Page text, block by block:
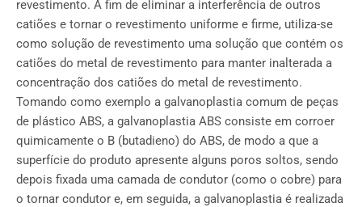
revestimento. A fim de eliminar a interferência de outros
catiões e tornar o revestimento uniforme e firme, utiliza-se
como solução de revestimento uma solução que contém os
catiões do metal de revestimento para manter inalterada a
concentração dos catiões do metal de revestimento.
Tomando como exemplo a galvanoplastia comum de peças
de plástico ABS, a galvanoplastia ABS consiste em corroer
quimicamente o B (butadieno) do ABS, de modo a que a
superfície do produto apresente alguns poros soltos, sendo
depois fixada uma camada de condutor (como o cobre) para
o tornar condutor e, em seguida, a galvanoplastia é realizada